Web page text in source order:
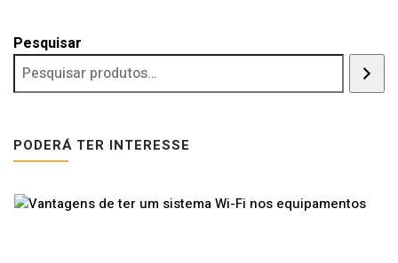
Pesquisar
PODERÁ TER INTERESSE